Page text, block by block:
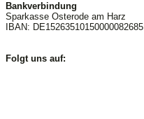
Bankverbindung
Sparkasse Osterode am Harz
IBAN: DE15263510150000082685
Folgt uns auf: